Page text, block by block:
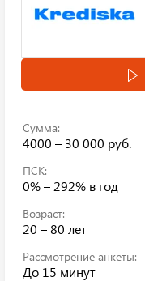
Сумма:
4000 – 30 000 руб.
ПСК:
0% – 292% в год
Возраст:
20 – 80 лет
Рассмотрение анкеты:
До 15 минут